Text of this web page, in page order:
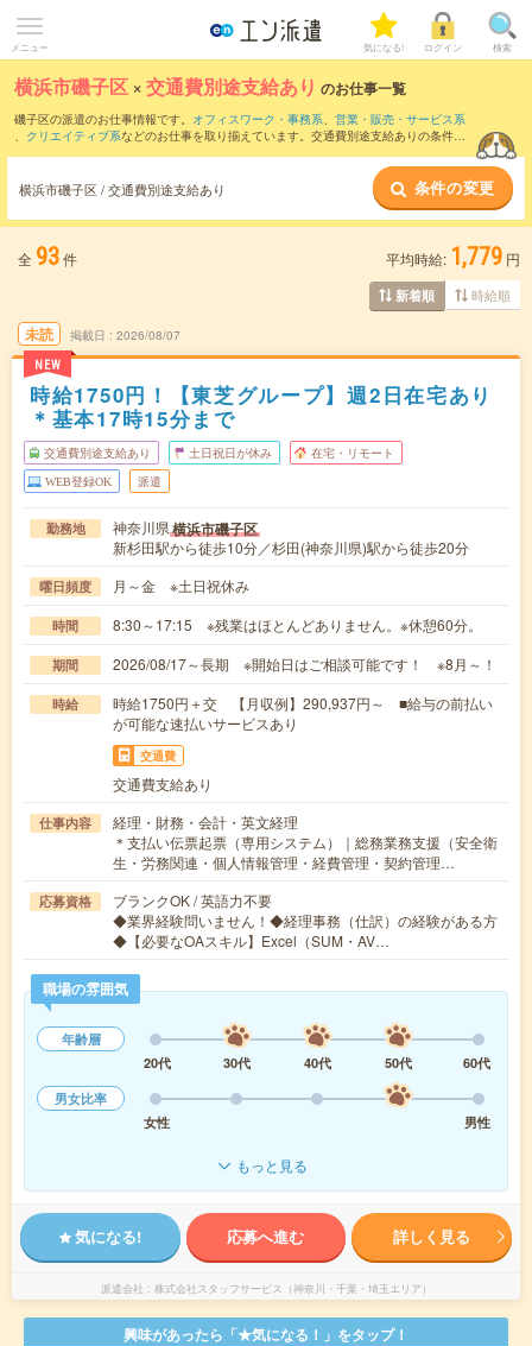
メニュー 気になる! ログイン 検索
横浜市磯子区 ×交通費別途支給あり のお仕事一覧
磯子区の派遣のお仕事情報です。 オフィスワーク・事務系、 営業・販売・サービス系
、 クリエイティブ系などのお仕事を取り揃えています。交通費別途支給ありの条件の
横浜市磯子区 / 交通費別途支給あり 条件の変更
全 93件 平均時給: 1,779 円
新着順 時給順
未読
NEW
掲載日 2026/08/07
時給1750円！【東芝グループ】週2日在宅あり
＊基本17時15分まで
交通費別途支給あり 土日祝日が休み 在宅・リモート
WEB登録OK 派遣
勤務地 神奈川県横浜市磯子区
新杉田駅から徒歩10分／杉田(神奈川県)駅から徒歩20分
曜日頻度 月～金 ※土日祝休み
時間 8:30～17:15 ※残業はほとんどありません。※休憩60分。
期間 2026/08/17～長期 ※開始日はご相談可能です！ ※8月～！
時給
時給1750円＋交 【月収例】290,937円～ ■給与の前払い
が可能な速払いサービスあり
交通費
交通費支給あり
仕事内容
経理・財務・会計・英文経理
＊支払い伝票起票（専用システム）｜総務業務支援（安全衛
生・労務関連・個人情報管理・経費管理・契約管理…
応募資格
ブランクOK / 英語力不要
◆業界経験問いません！◆経理事務（仕訳）の経験がある方
◆【必要なOAスキル】Excel（SUM・AV…
職場の雰囲気
年齢層
20代
30代 40代 50代
60代
男女比率
女性
男性
もっと見る
気になる! 応募へ進む 詳しく見る
派遣会社 株式会社スタッフサービス（神奈川・千葉・埼玉エリア）
興味があったら「★気になる！」をタップ！